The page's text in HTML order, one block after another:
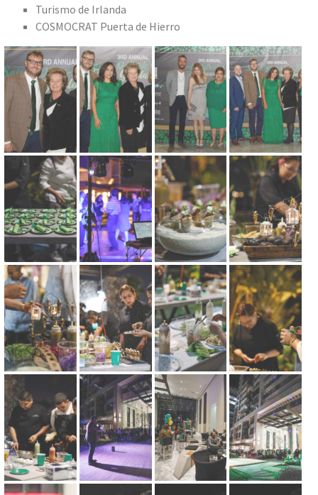
Turismo de Irlanda
COSMOCRAT Puerta de Hierro